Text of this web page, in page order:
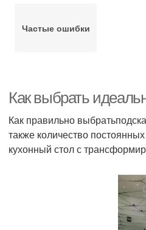
Частые ошибки
Как выбрать
Как правильно
также количество
кухонный стол с